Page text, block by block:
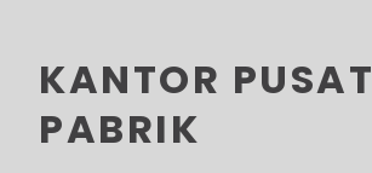
KANTOR PUSAT
PABRIK